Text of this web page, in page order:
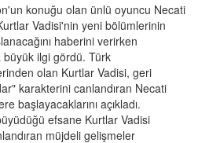
konuğu olan ünlü oyuncu Necati
Vadisi'nin yeni bölümlerinin
haberini verirken
büyük ilgi gördü. Türk
olan Kurtlar Vadisi, geri
karakterini canlandıran Necati
başlayacaklarını açıkladı.
efsane Kurtlar Vadisi
müjdeli gelişmeler